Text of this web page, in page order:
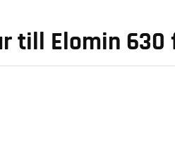
till Elomin 630